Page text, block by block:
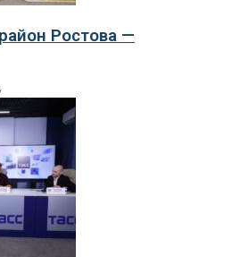
Ростова —